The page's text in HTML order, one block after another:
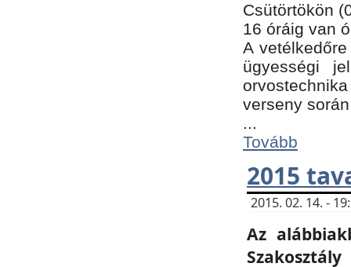
Csütörtökön
16 óráig van
A
ügyességi
verseny
...
Tovább
2015
2015. 02. 14. -
Az